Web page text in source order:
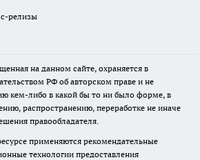
релизы
на данном сайте, охраняется в
РФ об авторском праве и не
кем-либо в какой бы то ни было форме, в
распространению, переработке не иначе
правообладателя.
применяются рекомендательные
технологии предоставления